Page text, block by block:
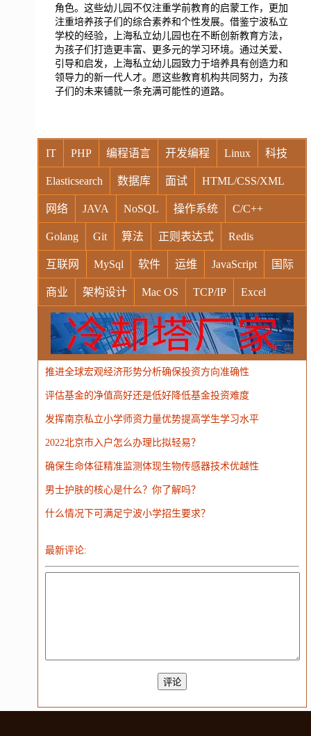
角色。这些幼儿园不仅注重学前教育的启蒙工作，更加
注重培养孩子们的综合素养和个性发展。借鉴宁波私立
学校的经验，上海私立幼儿园也在不断创新教育方法，
为孩子们打造更丰富、更多元的学习环境。通过关爱、
引导和启发，上海私立幼儿园致力于培养具有创造力和
领导力的新一代人才。愿这些教育机构共同努力，为孩
子们的未来铺就一条充满可能性的道路。
IT PHP 编程语言 开发编程 Linux 科技
Elasticsearch 数据库 面试 HTML/CSS/XML
网络 JAVA NoSQL 操作系统 C/C++
Golang Git 算法 正则表达式 Redis
互联网 MySql 软件 运维 JavaScript 国际
商业 架构设计 Mac OS TCP/IP Excel
Windows Oracle Socket VR Vim
MongoDB 运营 Python MemCache 硬件
电子 娱乐 设计 摄影 nginx 游戏
WordPress HTTP 团建 数码电器 Docker
广告
推进全球宏观经济形势分析确保投资方向准确性
评估基金的净值高好还是低好降低基金投资难度
发挥南京私立小学师资力量优势提高学生学习水平
2022北京市入户怎么办理比拟轻易？
确保生命体征精准监测体现生物传感器技术优越性
男士护肤的核心是什么？你了解吗？
什么情况下可满足宁波小学招生要求？
最新评论: